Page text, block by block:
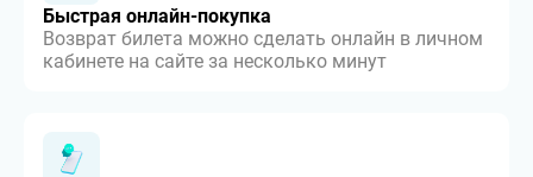
Быстрая онлайн-покупка
Возврат билета можно сделать онлайн в личном
кабинете на сайте за несколько минут